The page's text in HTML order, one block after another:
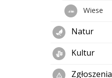
Wiese
Natur
Kultur
Zgłoszenia